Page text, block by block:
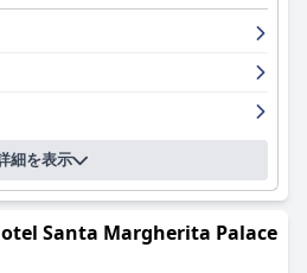
贅沢な滞在に最適な選択です。
細を表示
Santa Margherita Palace